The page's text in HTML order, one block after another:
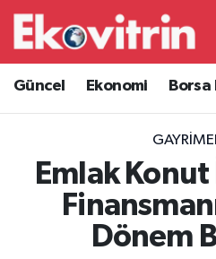
Güncel Ekonomi
Emlak
Dönem
Güncel
Ekonomi
Borsa Haberleri
İş Dünyası
Lojistik
Hava Durumu
Trafik Durumu
Süper Lig Puan Durumu
Tüm Manşetler
Son Dakika Haberleri